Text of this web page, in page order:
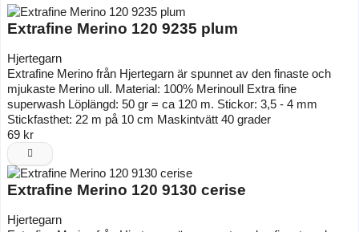
Extrafine Merino 120 9235 plum
Hjertegarn
Extrafine Merino från Hjertegarn är spunnet av den finaste och
mjukaste Merino ull. Material: 100% Merinoull Extra fine
superwash Löplängd: 50 gr = ca 120 m. Stickor: 3,5 - 4 mm
Stickfasthet: 22 m på 10 cm Maskintvätt 40 grader
69 kr
Extrafine Merino 120 9130 cerise
Hjertegarn